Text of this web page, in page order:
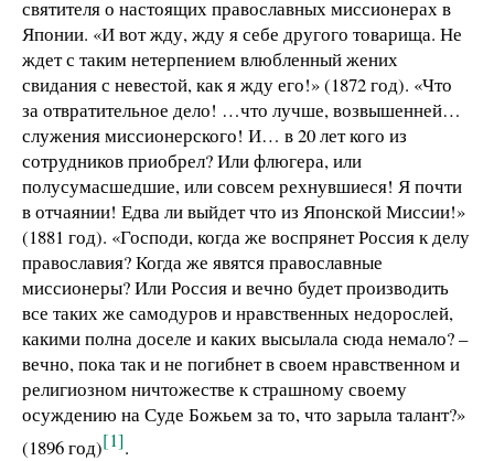
святителя о настоящих православных миссионерах в
Японии. «И вот жду, жду я себе другого товарища. Не
ждет с таким нетерпением влюбленный жених
свидания с невестой, как я жду его!» (1872 год). «Что
за отвратительное дело! …что лучше, возвышенней…
служения миссионерского! И… в 20 лет кого из
сотрудников приобрел? Или флюгера, или
полусумасшедшие, или совсем рехнувшиеся! Я почти
в отчаянии! Едва ли выйдет что из Японской Миссии!»
(1881 год). «Господи, когда же воспрянет Россия к делу
православия? Когда же явятся православные
миссионеры? Или Россия и вечно будет производить
все таких же самодуров и нравственных недорослей,
какими полна доселе и каких высылала сюда немало? –
вечно, пока так и не погибнет в своем нравственном и
религиозном ничтожестве к страшному своему
осуждению на Суде Божьем за то, что зарыла талант?»
(1896 год)[1].